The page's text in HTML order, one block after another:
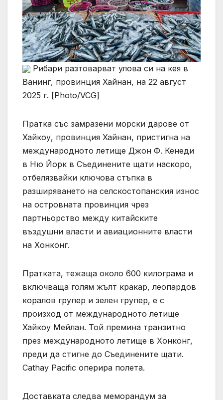
Рибари разтоварват улова си на кея в
Ванинг, провинция Хайнан, на 22 август
2025 г. [Photo/VCG]
Пратка със замразени морски дарове от
Хайкоу, провинция Хайнан, пристигна на
международното летище Джон Ф. Кенеди
в Ню Йорк в Съединените щати наскоро,
отбелязвайки ключова стъпка в
разширяването на селскостопанския износ
на островната провинция чрез
партньорство между китайските
въздушни власти и авиационните власти
на Хонконг.
Пратката, тежаща около 600 килограма и
включваща голям жълт кракар, леопардов
коралов групер и зелен групер, е с
произход от международното летище
Хайкоу Мейлан. Той премина транзитно
през международното летище в Хонконг,
преди да стигне до Съединените щати.
Cathay Pacific оперира полета.
Доставката следва меморандум за